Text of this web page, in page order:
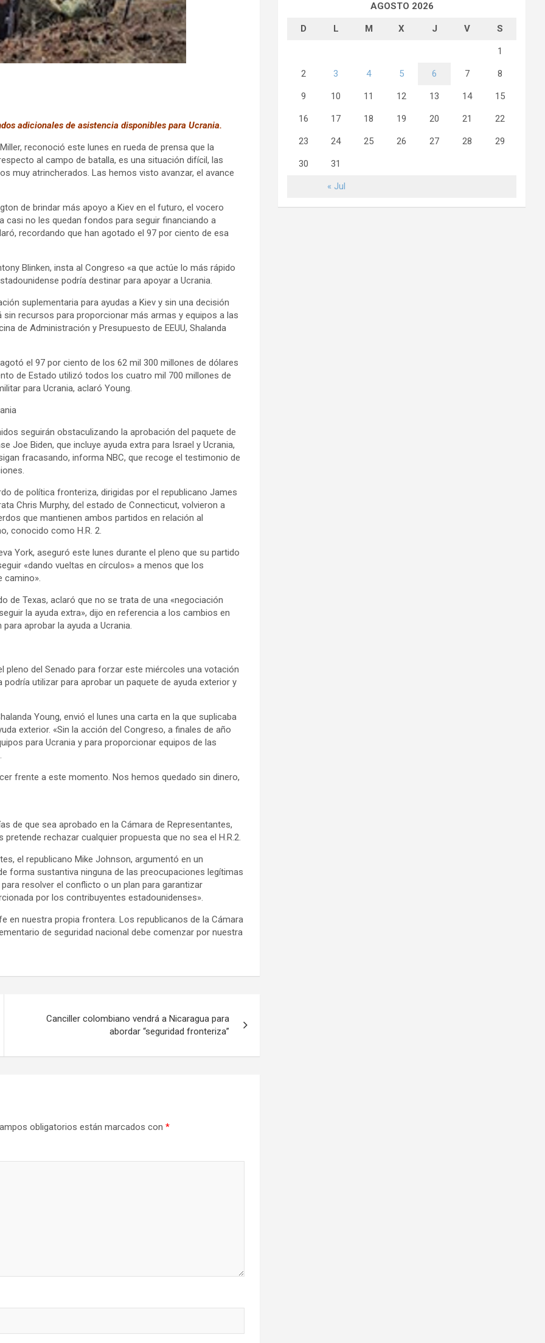
adicionales de asistencia disponibles para Ucrania.
reconoció este lunes en rueda de prensa que la
al campo de batalla, es una situación difícil, las
muy atrincherados. Las hemos visto avanzar, el avance
de brindar más apoyo a Kiev en el futuro, el vocero
casi no les quedan fondos para seguir financiando a
recordando que han agotado el 97 por ciento de esa
Blinken, insta al Congreso «a que actúe lo más rápido
podría destinar para apoyar a Ucrania.
suplementaria para ayudas a Kiev y sin una decisión
recursos para proporcionar más armas y equipos a las
de Administración y Presupuesto de EEUU, Shalanda
el 97 por ciento de los 62 mil 300 millones de dólares
de Estado utilizó todos los cuatro mil 700 millones de
para Ucrania, aclaró Young.
seguirán obstaculizando la aprobación del paquete de
Joe Biden, que incluye ayuda extra para Israel y Ucrania,
fracasando, informa NBC, que recoge el testimonio de
de política fronteriza, dirigidas por el republicano James
Chris Murphy, del estado de Connecticut, volvieron a
que mantienen ambos partidos en relación al
conocido como H.R. 2.
York, aseguró este lunes durante el pleno que su partido
«dando vueltas en círculos» a menos que los
camino».
de Texas, aclaró que no se trata de una «negociación
la ayuda extra», dijo en referencia a los cambios en
aprobar la ayuda a Ucrania.
pleno del Senado para forzar este miércoles una votación
utilizar para aprobar un paquete de ayuda exterior y
Young, envió el lunes una carta en la que suplicaba
exterior. «Sin la acción del Congreso, a finales de año
para Ucrania y para proporcionar equipos de las
frente a este momento. Nos hemos quedado sin dinero,
de que sea aprobado en la Cámara de Representantes,
rechazar cualquier propuesta que no sea el H.R.2.
el republicano Mike Johnson, argumentó en un
forma sustantiva ninguna de las preocupaciones legítimas
resolver el conflicto o un plan para garantizar
por los contribuyentes estadounidenses».
en nuestra propia frontera. Los republicanos de la Cámara
de seguridad nacional debe comenzar por nuestra
Canciller colombiano vendrá a Nicaragua para
abordar “seguridad fronteriza”
obligatorios están marcados con *
AGOSTO 2026
D L M X J V S
« Jul
1
2 3 4 5 6 7 8
9 10 11 12 13 14 15
16 17 18 19 20 21 22
23 24 25 26 27 28 29
30 31